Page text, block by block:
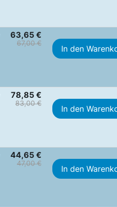
63,65 €
67,00 €
In den
78,85 €
83,00 €
In den
44,65 €
47,00 €
In den